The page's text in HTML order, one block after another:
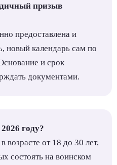
призыв
предоставлена и
новый календарь сам по
и срок
документами.
году?
возрасте от 18 до 30 лет,
состоять на воинском